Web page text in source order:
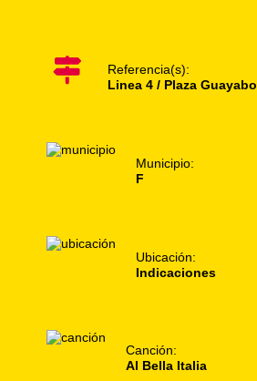
Referencia(s):
Linea 4 / Plaza Guayabo
Municipio:
F
Ubicación:
Indicaciones
Canción:
Al Bella Italia